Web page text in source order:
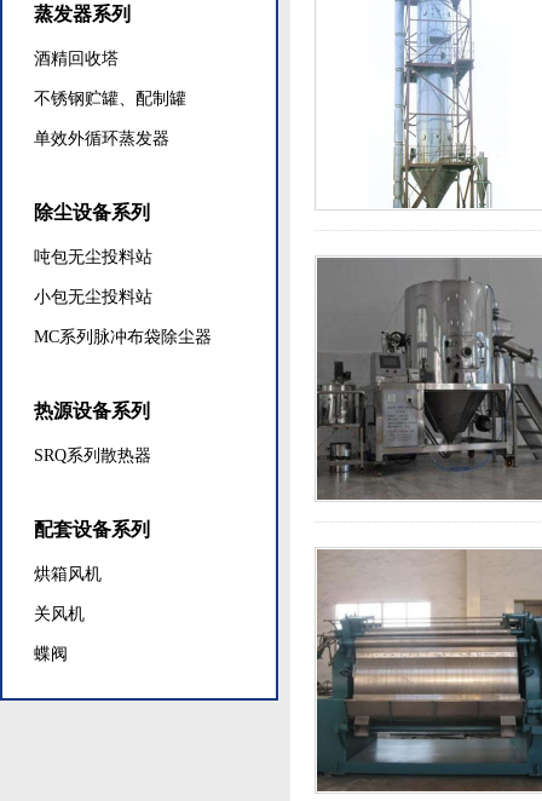
蒸发器系列
酒精回收塔
不锈钢贮罐、配制罐
单效外循环蒸发器
除尘设备系列
吨包无尘投料站
小包无尘投料站
MC系列脉冲布袋除尘器
热源设备系列
SRQ系列散热器
配套设备系列
烘箱风机
关风机
蝶阀